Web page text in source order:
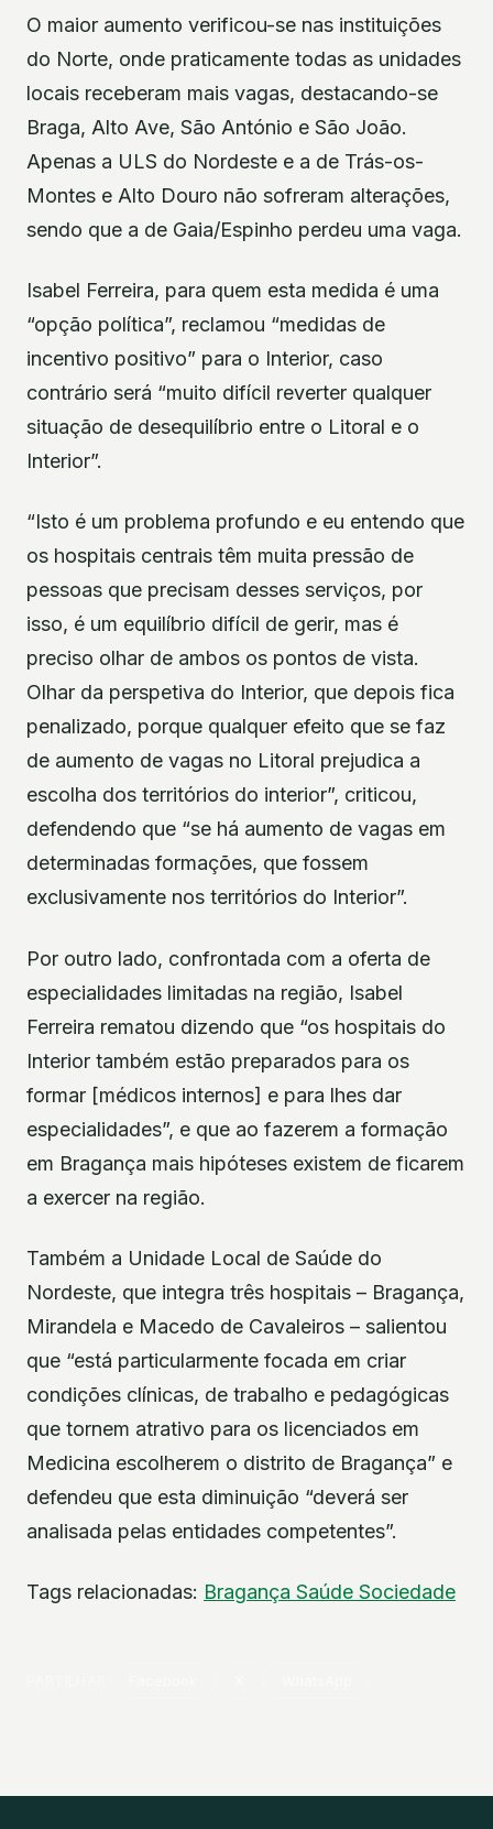
O maior aumento verificou-se nas instituições
do Norte, onde praticamente todas as unidades
locais receberam mais vagas, destacando-se
Braga, Alto Ave, São António e São João.
Apenas a ULS do Nordeste e a de Trás-os-
Montes e Alto Douro não sofreram alterações,
sendo que a de Gaia/Espinho perdeu uma vaga.
Isabel Ferreira, para quem esta medida é uma
“opção política”, reclamou “medidas de
incentivo positivo” para o Interior, caso
contrário será “muito difícil reverter qualquer
situação de desequilíbrio entre o Litoral e o
Interior”.
“Isto é um problema profundo e eu entendo que
os hospitais centrais têm muita pressão de
pessoas que precisam desses serviços, por
isso, é um equilíbrio difícil de gerir, mas é
preciso olhar de ambos os pontos de vista.
Olhar da perspetiva do Interior, que depois fica
penalizado, porque qualquer efeito que se faz
de aumento de vagas no Litoral prejudica a
escolha dos territórios do interior”, criticou,
defendendo que “se há aumento de vagas em
determinadas formações, que fossem
exclusivamente nos territórios do Interior”.
Por outro lado, confrontada com a oferta de
especialidades limitadas na região, Isabel
Ferreira rematou dizendo que “os hospitais do
Interior também estão preparados para os
formar [médicos internos] e para lhes dar
especialidades”, e que ao fazerem a formação
em Bragança mais hipóteses existem de ficarem
a exercer na região.
Também a Unidade Local de Saúde do
Nordeste, que integra três hospitais – Bragança,
Mirandela e Macedo de Cavaleiros – salientou
que “está particularmente focada em criar
condições clínicas, de trabalho e pedagógicas
que tornem atrativo para os licenciados em
Medicina escolherem o distrito de Bragança” e
defendeu que esta diminuição “deverá ser
analisada pelas entidades competentes”.
Tags relacionadas: Bragança Saúde Sociedade